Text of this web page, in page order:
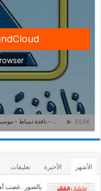
الأشهر الأخيرة تعليقات
بالصور ..غضب